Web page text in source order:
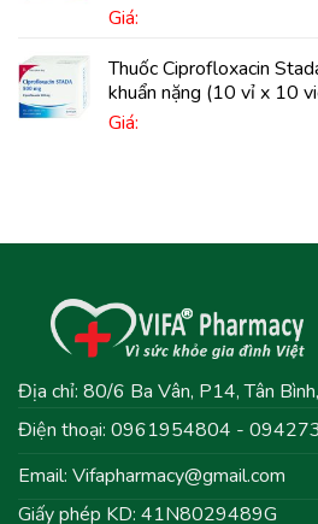
Giá:
Thuốc Ciprofloxacin
khuẩn nặng (10 vỉ x 10
Giá:
Địa chỉ: 80/6 Ba Vân, P14, Tân
Điện thoại: 0961954804 -
Email: Vifapharmacy@gmail.com
Giấy phép KD: 41N8029489G